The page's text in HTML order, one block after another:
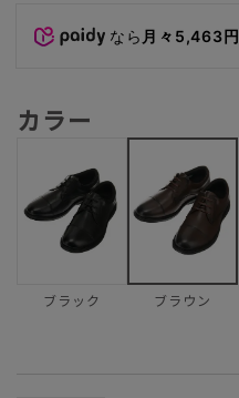
なら 月々5,463円
カラー
ブラック ブラウン